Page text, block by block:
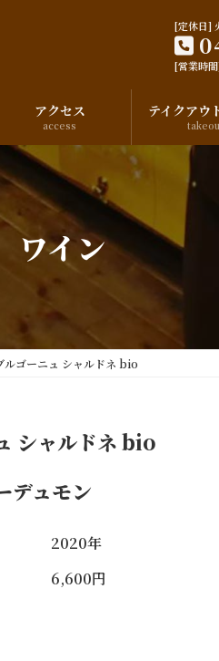
[定休日]
[営業時
アクセス
access
テイクアウ
ワイン
ルゴーニュ シャルドネ bio
シャルドネ bio
デュモン
2020年
6,600円